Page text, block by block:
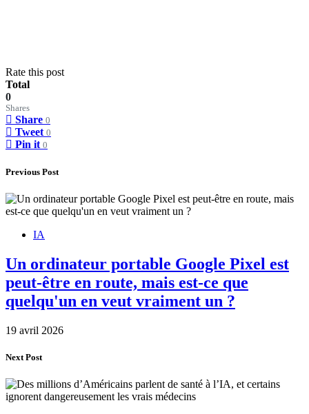
Rate this post
Total
0
Shares
Share 0
Tweet 0
Pin it 0
Previous Post
IA
Un ordinateur portable Google Pixel est
peut-être en route, mais est-ce que
quelqu'un en veut vraiment un ?
19 avril 2026
Next Post